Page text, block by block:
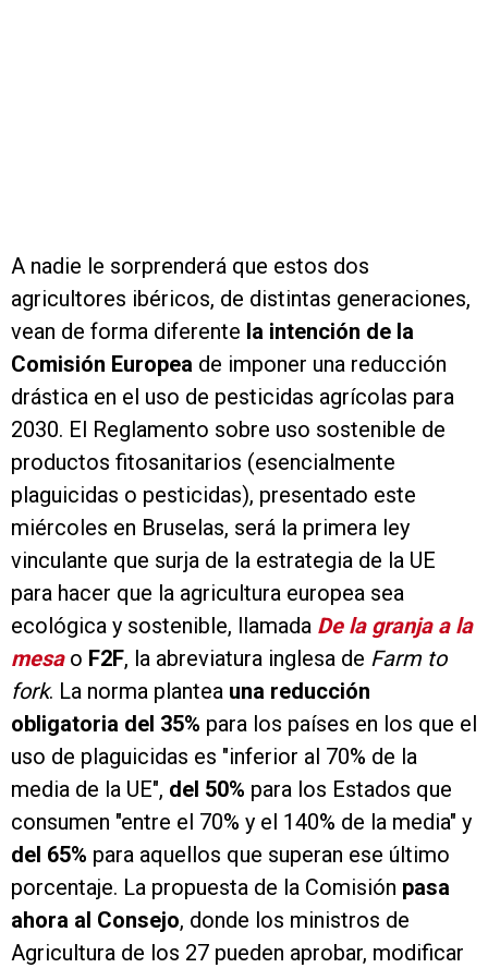
A nadie le sorprenderá que estos dos
agricultores ibéricos, de distintas generaciones,
vean de forma diferente la intención de la
Comisión Europea de imponer una reducción
drástica en el uso de pesticidas agrícolas para
2030. El Reglamento sobre uso sostenible de
productos fitosanitarios (esencialmente
plaguicidas o pesticidas), presentado este
miércoles en Bruselas, será la primera ley
vinculante que surja de la estrategia de la UE
para hacer que la agricultura europea sea
ecológica y sostenible, llamada De la granja a la
mesao F2F, la abreviatura inglesa de Farm to
fork. La norma plantea una reducción
obligatoria del 35% para los países en los que el
uso de plaguicidas es "inferior al 70% de la
media de la UE", del 50% para los Estados que
consumen "entre el 70% y el 140% de la media" y
del 65% para aquellos que superan ese último
porcentaje. La propuesta de la Comisión pasa
ahora al Consejo, donde los ministros de
Agricultura de los 27 pueden aprobar, modificar